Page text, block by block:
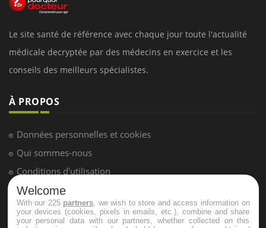
Le site santé de référence avec chaque jour toute l'actualité
médicale decryptée par des médecins en exercice et les
conseils des meilleurs spécialistes.
À PROPOS
Données personnelles et cookies
Qui sommes-nous
Conditions d'utilisation
Plan du site
Mentions Légales
Welcome
With our 225 partners , we wish to store and access information on
your devices (cookies, pixels in emails, etc.), combine and share
your personal data with our partners, whether collected on this